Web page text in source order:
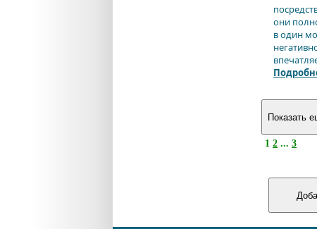
они
в один
1 2 ... 3